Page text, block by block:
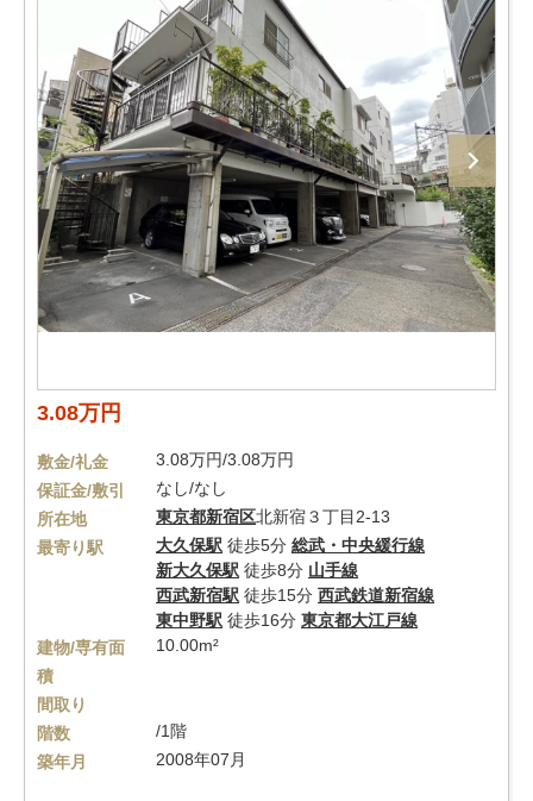
3.08万円
敷金/礼金
3.08万円/3.08万円
保証金/敷引
なし/なし
所在地
東京都新宿区北新宿３丁目2-13
最寄り駅
大久保駅 徒歩5分 総武・中央緩行線
新大久保駅 徒歩8分 山手線
西武新宿駅 徒歩15分 西武鉄道新宿線
東中野駅 徒歩16分 東京都大江戸線
建物/専有面
積
10.00m²
間取り
階数
/1階
築年月
2008年07月